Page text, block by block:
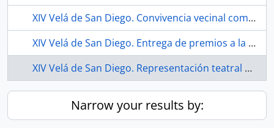
XIV Velá de San Diego. Convivencia vecinal comiendo, bebiendo, cantando y bailando. 1991. Sevilla (España).
XIV Velá de San Diego. Entrega de premios a la participación vecinal. 1991. Sevilla (España).
XIV Velá de San Diego. Representación teatral de escuela franquista. 1991. Sevilla (España).
Narrow your results by: